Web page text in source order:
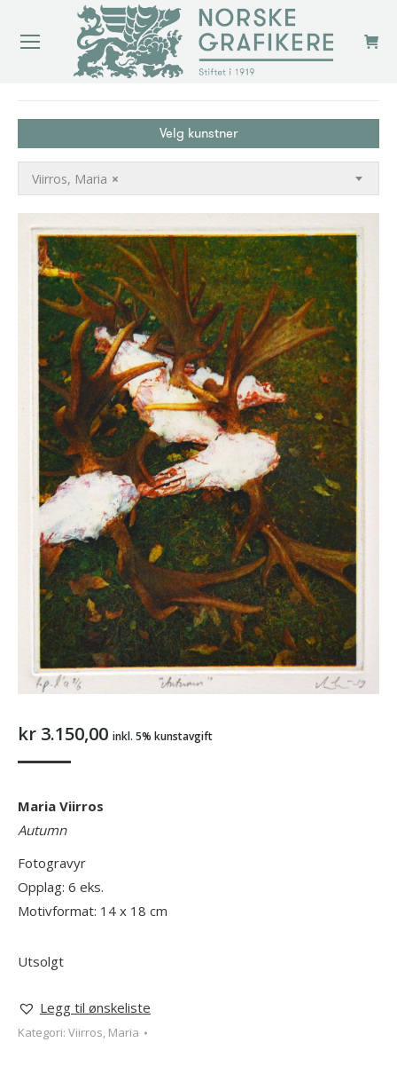
Velg kunstner
×
Viirros, Maria
kr 3.150,00 inkl. 5% kunstavgift
Maria Viirros
Autumn
Fotogravyr
Opplag: 6 eks.
Motivformat: 14 x 18 cm
Utsolgt
Legg til ønskeliste
Kategori: Viirros, Maria